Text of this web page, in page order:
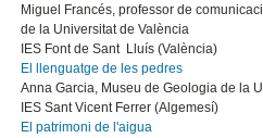
Miguel Francés, professor de
de la Universitat de València
IES Font de Sant Lluís (València)
El llenguatge de les pedres
Anna Garcia, Museu de Geologia de la
IES Sant Vicent Ferrer (Algemesí)
El patrimoni de l'aigua